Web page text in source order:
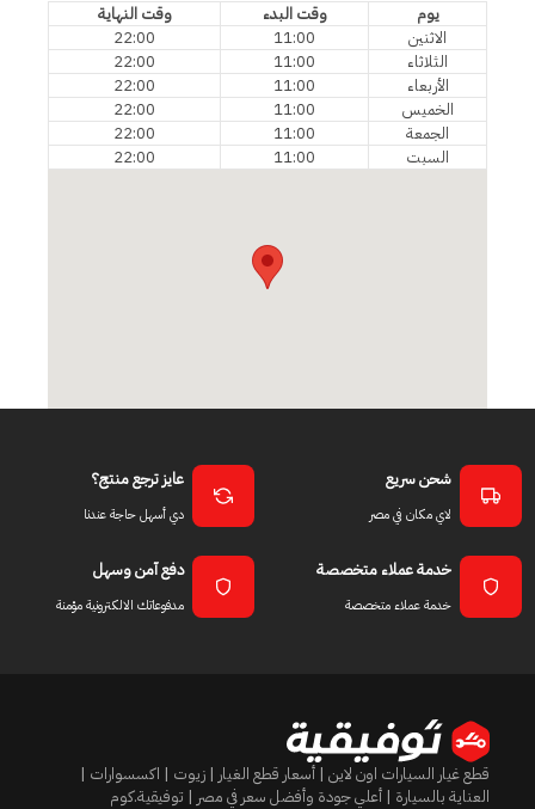
يوم وقت البدء
وقت النهاية
الاثنين
11:00
22:00
الثلاثاء
11:00
22:00
الأربعاء
11:00
22:00
الخميس
11:00
22:00
الجمعة
11:00
22:00
السبت
11:00
22:00
شحن سريع
لاي مكان في مصر
عايز ترجع منتج؟
دي أسهل حاجة عندنا
خدمة عملاء متخصصة
خدمة عملاء متخصصة
دفع آمن وسهل
مدفوعاتك الالكترونية مؤمنة
قطع غيار السيارات اون لاين | أسعار قطع الغيار | زيوت | اكسسوارات |
العناية بالسيارة | أعلي جودة وأفضل سعر في مصر | توفيقية.كوم